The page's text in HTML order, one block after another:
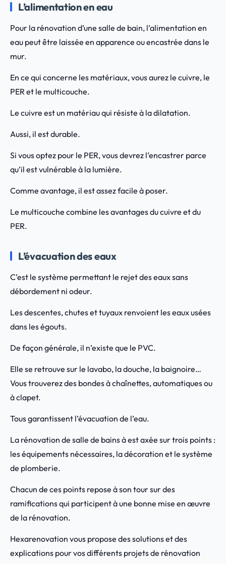
L’alimentation en eau
Pour la rénovation d’une salle de bain, l’alimentation en
eau peut être laissée en apparence ou encastrée dans le
mur.
En ce qui concerne les matériaux, vous aurez le cuivre, le
PER et le multicouche.
Le cuivre est un matériau qui résiste à la dilatation.
Aussi, il est durable.
Si vous optez pour le PER, vous devrez l’encastrer parce
qu’il est vulnérable à la lumière.
Comme avantage, il est assez facile à poser.
Le multicouche combine les avantages du cuivre et du
PER.
L’évacuation des eaux
C’est le système permettant le rejet des eaux sans
débordement ni odeur.
Les descentes, chutes et tuyaux renvoient les eaux usées
dans les égouts.
De façon générale, il n’existe que le PVC.
Elle se retrouve sur le lavabo, la douche, la baignoire…
Vous trouverez des bondes à chaînettes, automatiques ou
à clapet.
Tous garantissent l’évacuation de l’eau.
La rénovation de salle de bains à est axée sur trois points :
les équipements nécessaires, la décoration et le système
de plomberie.
Chacun de ces points repose à son tour sur des
ramifications qui participent à une bonne mise en œuvre
de la rénovation.
Hexarenovation vous propose des solutions et des
explications pour vos différents projets de rénovation